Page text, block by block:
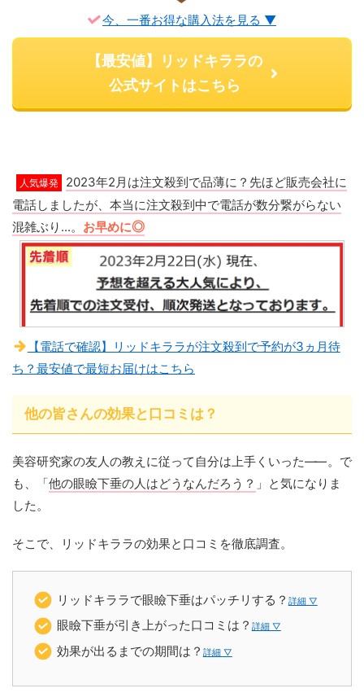
今、一番お得な購入法を見る ▼
【最安値】リッドキララの
公式サイトはこちら
人気爆発
2023年2月は注文殺到で品薄に？先ほど販売会社に
電話しましたが、本当に注文殺到中で電話が数分繋がらない
混雑ぶり...。 お早めに◎
【電話で確認】リッドキララが注文殺到で予約が3ヵ月待
ち？最安値で最短お届けはこちら
他の皆さんの効果と口コミは？
美容研究家の友人の教えに従って自分は上手くいった——。で
も、「他の眼瞼下垂の人はどうなんだろう？ 」と気になりま
した。
そこで、リッドキララの効果と口コミを徹底調査。
リッドキララで眼瞼下垂はパッチリする？ 詳細 ▽
眼瞼下垂が引き上がった口コミは？ 詳細 ▽
効果が出るまでの期間は？ 詳細 ▽